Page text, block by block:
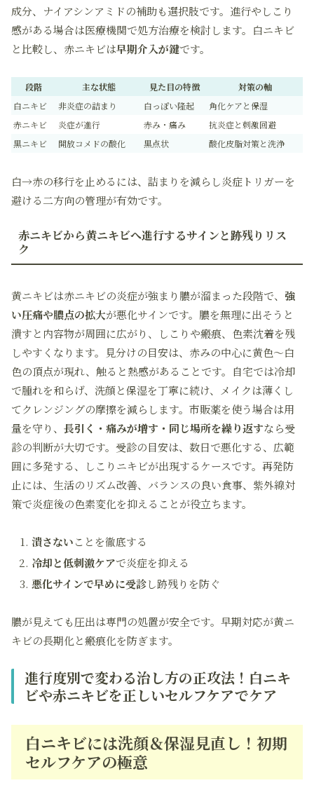
成分、ナイアシンアミドの補助も選択肢です。進行やしこり
感がある場合は医療機関で処方治療を検討します。白ニキビ
と比較し、赤ニキビは早期介入が鍵です。
段階 主な状態 見た目の特徴
対策の軸
白ニキビ
非炎症の詰まり 白っぽい隆起
角化ケアと保湿
赤ニキビ
炎症が進行 赤み・痛み
抗炎症と刺激回避
黒ニキビ
開放コメドの酸化 黒点状 酸化皮脂対策と洗浄
白→赤の移行を止めるには、詰まりを減らし炎症トリガーを
避ける二方向の管理が有効です。
赤ニキビから黄ニキビへ進行するサインと跡残りリス
ク
黄ニキビは赤ニキビの炎症が強まり膿が溜まった段階で、 強
い圧痛や膿点の拡大が悪化サインです。膿を無理に出そうと
潰すと内容物が周囲に広がり、しこりや瘢痕、色素沈着を残
しやすくなります。見分けの目安は、赤みの中心に黄色～白
色の頂点が現れ、触ると熱感があることです。自宅では冷却
で腫れを和らげ、洗顔と保湿を丁寧に続け、メイクは薄くし
てクレンジングの摩擦を減らします。市販薬を使う場合は用
量を守り、 長引く・痛みが増す・同じ場所を繰り返すなら受
診の判断が大切です。受診の目安は、数日で悪化する、広範
囲に多発する、しこりニキビが出現するケースです。再発防
止には、生活のリズム改善、バランスの良い食事、紫外線対
策で炎症後の色素変化を抑えることが役立ちます。
潰さないことを徹底する
冷却と低刺激ケアで炎症を抑える
悪化サインで早めに受診し跡残りを防ぐ
膿が見えても圧出は専門の処置が安全です。早期対応が黄ニ
キビの長期化と瘢痕化を防ぎます。
進行度別で変わる治し方の正攻法！白ニキ
ビや赤ニキビを正しいセルフケアでケア
白ニキビには洗顔＆保湿見直し！初期
セルフケアの極意